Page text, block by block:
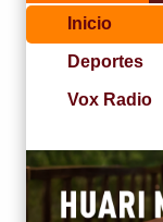
Inicio
Deportes
Vox Radio